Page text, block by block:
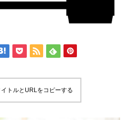
トルとURLをコピーする